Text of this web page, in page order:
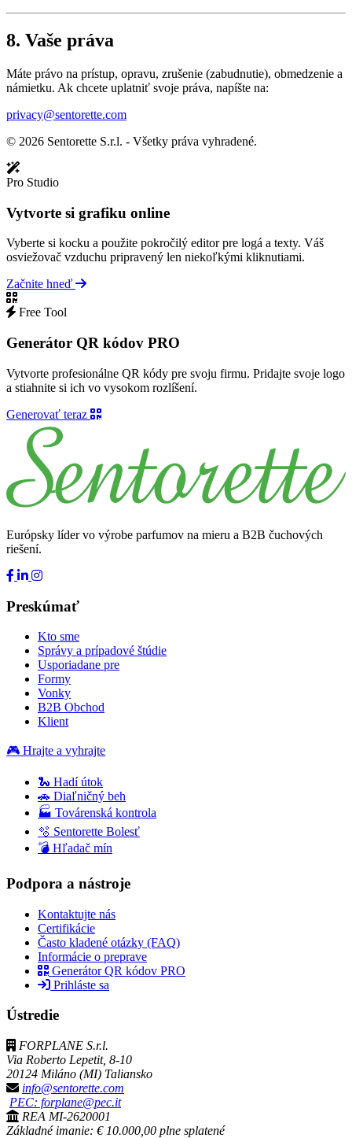
8. Vaše práva
Máte právo na prístup, opravu, zrušenie (zabudnutie), obmedzenie a
námietku. Ak chcete uplatniť svoje práva, napíšte na:
privacy@sentorette.com
© 2026 Sentorette S.r.l. - Všetky práva vyhradené.
Pro Studio
Vytvorte si grafiku online
Vyberte si kocku a použite pokročilý editor pre logá a texty. Váš
osviežovač vzduchu pripravený len niekoľkými kliknutiami.
Začnite hneď
Free Tool
Generátor QR kódov PRO
Vytvorte profesionálne QR kódy pre svoju firmu. Pridajte svoje logo
a stiahnite si ich vo vysokom rozlíšení.
Generovať teraz
Európsky líder vo výrobe parfumov na mieru a B2B čuchových
riešení.
Preskúmať
Kto sme
Správy a prípadové štúdie
Usporiadane pre
Formy
Vonky
B2B Obchod
Klient
🎮 Hrajte a vyhrajte
🐍 Hadí útok
🚗 Diaľničný beh
🏭 Továrenská kontrola
🫧 Sentorette Bolesť
💣 Hľadač mín
Podpora a nástroje
Kontaktujte nás
Certifikácie
Často kladené otázky (FAQ)
Informácie o preprave
Generátor QR kódov PRO
Prihláste sa
Ústredie
FORPLANE S.r.l.
Via Roberto Lepetit, 8-10
20124 Miláno (MI) Taliansko
info@sentorette.com
PEC: forplane@pec.it
REA MI-2620001
Základné imanie: € 10.000,00 plne splatené